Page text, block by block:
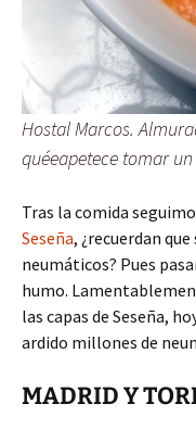
Hostal Marcos.
quéeapetece tomar
Tras la comida
Seseña, ¿recuerdan
neumáticos? Pues
humo.
las capas de Seseña,
ardido millones de
MADRID Y